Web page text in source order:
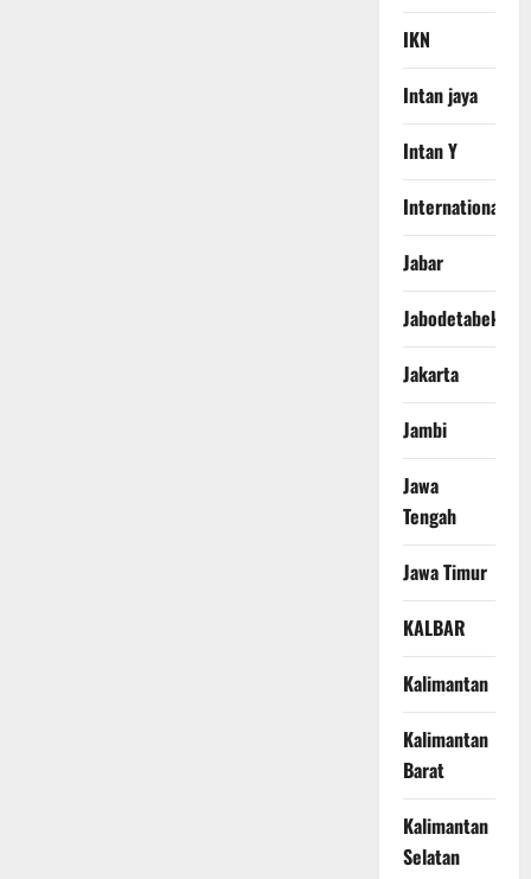
IKN
Intan jaya
Intan Y
International
Jabar
Jabodetabek
Jakarta
Jambi
Jawa
Tengah
Jawa Timur
KALBAR
Kalimantan
Kalimantan
Barat
Kalimantan
Selatan